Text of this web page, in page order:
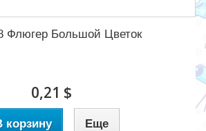
Флюгер Большой Цветок
0,21 $
корзину Еще